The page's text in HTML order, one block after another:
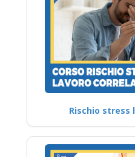
Rischio stress